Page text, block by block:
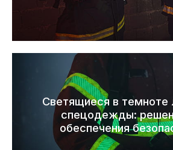
Светящиеся в темноте
спецодежды:
обеспечения